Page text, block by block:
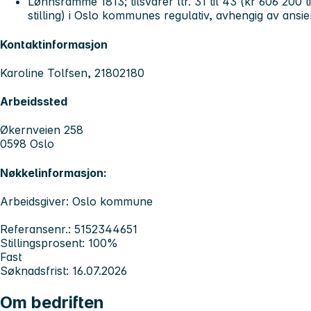
stilling) i Oslo kommunes regulativ, avhengig av
Kontaktinformasjon
Karoline Tolfsen, 21802180
Arbeidssted
Økernveien 258
0598 Oslo
Nøkkelinformasjon:
Arbeidsgiver: Oslo kommune
Referansenr.: 5152344651
Stillingsprosent: 100%
Fast
Søknadsfrist: 16.07.2026
Om bedriften